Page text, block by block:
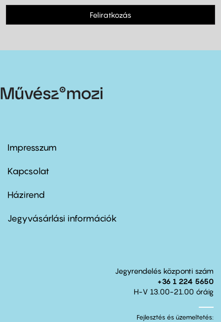
Feliratkozás
Footer
first
Impresszum
Kapcsolat
Footer
second
Házirend
Jegyvásárlási információk
Jegyrendelés központi szám
+36 1 224 5650
H-V 13.00-21.00 óráig
Fejlesztés és üzemeltetés: